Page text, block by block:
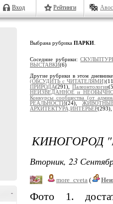
Вход Рейтинги
-
Выбрана рубрика ПАРКИ
Соседние рубрики:
ВЫСТАВКИ(6)
Другие рубрики в этом
(ОБСУДИТЬ с ЧИТАТЕЛЯМИ)
ПРИРОДА(291),Палеонтология
НЕИЗВЕДАННОЕ и
Конкурсы сообщества (от
РЕАЛЬНОСТИ(24),
АРХИТЕКТУРА,ИНТЕРЬЕР(293),
КИНОГОРОД
Вторник, 23
more_cveta (
Фото 1.